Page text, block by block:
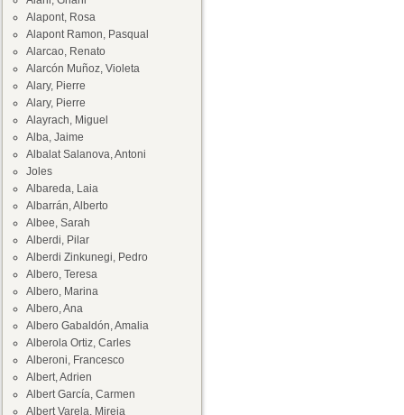
Alapont, Rosa
Alapont Ramon, Pasqual
Alarcao, Renato
Alarcón Muñoz, Violeta
Alary, Pierre
Alary, Pierre
Alayrach, Miguel
Alba, Jaime
Albalat Salanova, Antoni
Joles
Albareda, Laia
Albarrán, Alberto
Albee, Sarah
Alberdi, Pilar
Alberdi Zinkunegi, Pedro
Albero, Teresa
Albero, Marina
Albero, Ana
Albero Gabaldón, Amalia
Alberola Ortiz, Carles
Alberoni, Francesco
Albert, Adrien
Albert García, Carmen
Albert Varela, Mireia